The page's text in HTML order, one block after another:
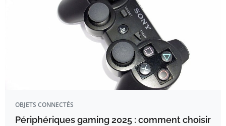
OBJETS CONNECTÉS
Périphériques gaming 2025 : comment choisir